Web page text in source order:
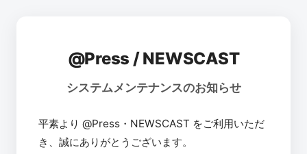
@Press / NEWSCAST
システムメンテナンスのお知らせ
平素より @Press・NEWSCAST をご利用いただ
き、誠にありがとうございます。